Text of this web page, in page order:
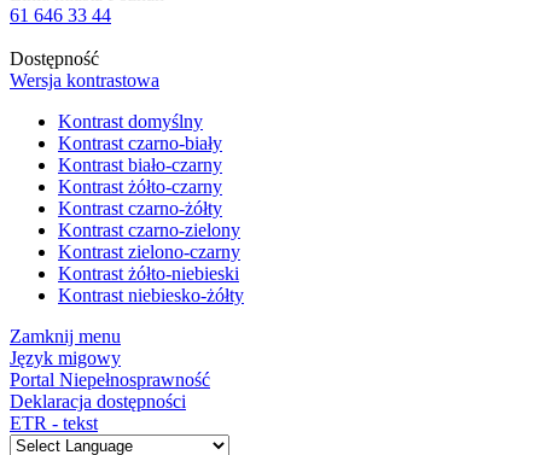
61 646 33 44
Dostępność
Wersja kontrastowa
Kontrast domyślny
Kontrast czarno-biały
Kontrast biało-czarny
Kontrast żółto-czarny
Kontrast czarno-żółty
Kontrast czarno-zielony
Kontrast zielono-czarny
Kontrast żółto-niebieski
Kontrast niebiesko-żółty
Zamknij menu
Język migowy
Portal Niepełnosprawność
Deklaracja dostępności
ETR - tekst